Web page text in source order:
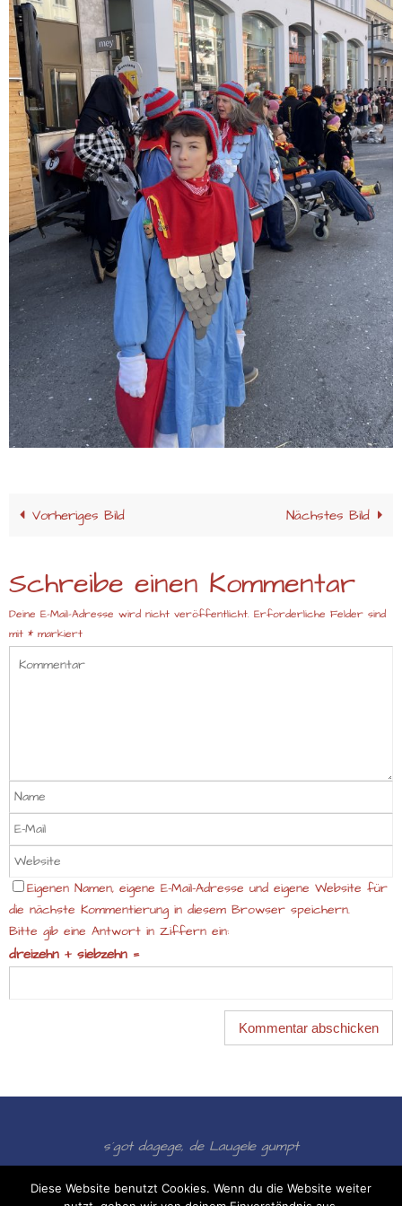
Vorheriges Bild Nächstes Bild
Schreibe einen Kommentar
Deine E-Mail-Adresse wird nicht veröffentlicht. Erforderliche Felder sind
mit * markiert
Eigenen Namen, eigene E-Mail-Adresse und eigene Website für
die nächste Kommentierung in diesem Browser speichern.
Bitte gib eine Antwort in Ziffern ein:
dreizehn + siebzehn =
s´got dagege, de Laugele gumpt
Präsentiert vonNirvana& WordPress.
Diese Website benutzt Cookies. Wenn du die Website weiter